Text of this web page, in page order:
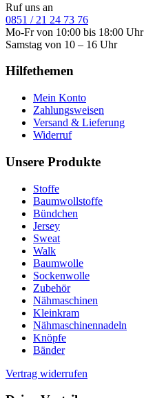
Ruf uns an
0851 / 21 24 73 76
Mo-Fr von 10:00 bis 18:00 Uhr
Samstag von 10 – 16 Uhr
Hilfethemen
Mein Konto
Zahlungsweisen
Versand & Lieferung
Widerruf
Unsere Produkte
Stoffe
Baumwollstoffe
Bündchen
Jersey
Sweat
Walk
Baumwolle
Sockenwolle
Zubehör
Nähmaschinen
Kleinkram
Nähmaschinennadeln
Knöpfe
Bänder
Vertrag widerrufen